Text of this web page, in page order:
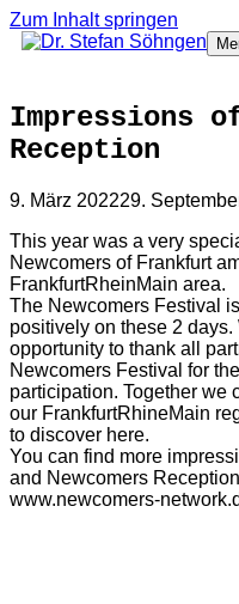
Zum Inhalt springen
Impressions
Reception
9. März 202229.
This year was a very
Newcomers of Frankfurt
FrankfurtRheinMain area.
The Newcomers Festival
positively on these 2
opportunity to thank all
Newcomers Festival for
participation. Together we
our FrankfurtRhineMain
to discover here.
You can find more
and Newcomers
www.newcomers-